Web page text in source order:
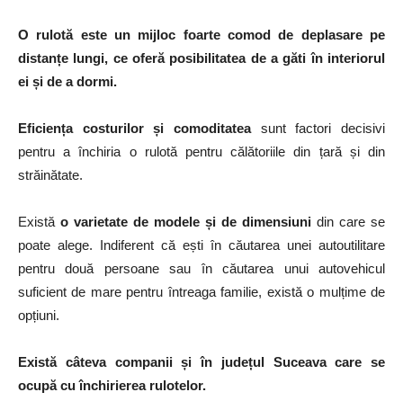
O rulotă este un mijloc foarte comod de deplasare pe
distanțe lungi, ce oferă posibilitatea de a găti în interiorul
ei și de a dormi.
Eficiența costurilor și comoditateasunt factori decisivi
pentru a închiria o rulotă pentru călătoriile din țară și din
străinătate.
Există o varietate de modele și de dimensiuni din care se
poate alege. Indiferent că ești în căutarea unei autoutilitare
pentru două persoane sau în căutarea unui autovehicul
suficient de mare pentru întreaga familie, există o mulțime de
opțiuni.
Există câteva companii și în județul Suceava care se
ocupă cu închirierea rulotelor.